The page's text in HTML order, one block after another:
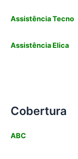
Assistência Tecno
Assistência Elica
Cobertura
ABC